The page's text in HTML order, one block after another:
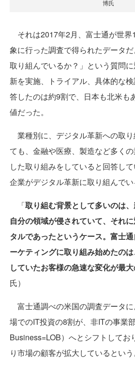
博氏
それは2017年2月、富士通が世界
象に行った調査で得られたデータ
取り組んでいるか？」という質問
新を実施、トライアル、具体的な
答したのは約9割で、日本も北米も
値だった。
業種別に、デジタル革新への取
ても、金融や医療、製造など多く
した取り組みをしていると回答し
企業がデジタル革新に取り組んでい
「取り組む背景として多いのは
自分の領域が侵されていて、それ
タルであったというケース。富士
ーケティングに取り組み始めたの
していたお客様の急速な変化が最
氏）
富士通調べの米国の調査データ
場でのIT投資の8割が、非ITの事業
Business=LOB）へとシフトしてお
り市場の顧客が拡大しているという